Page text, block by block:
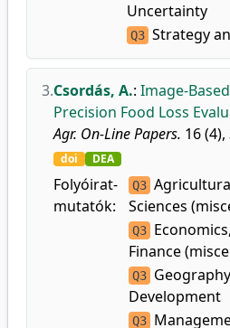
Uncertainty
Q3 Strategy
3.Csordás, A.: Image-
Precision Food Loss
Agr. On-Line Papers. 16
doi DEA
Folyóirat-
mutatók:
Q3
Sciences
Q3
Finance
Q3
Development
Q3